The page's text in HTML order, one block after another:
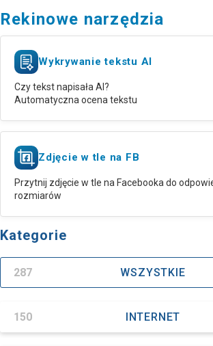
Rekinowe narzędzia
Wykrywanie tekstu AI
Czy tekst napisała AI?
Automatyczna ocena tekstu
Zdjęcie w tle na FB
Przytnij zdjęcie w tle na Facebooka do
rozmiarów
Kategorie
WSZYSTKIE
287
INTERNET
150